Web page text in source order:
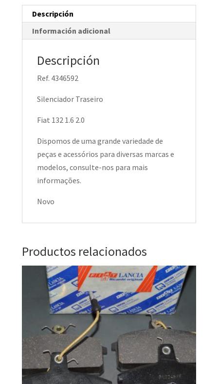
Descripción
Información adicional
Descripción
Ref. 4346592
Silenciador Traseiro
Fiat 132 1.6 2.0
Dispomos de uma grande variedade de
peças e acessórios para diversas marcas e
modelos, consulte-nos para mais
informações.
Novo
Productos relacionados